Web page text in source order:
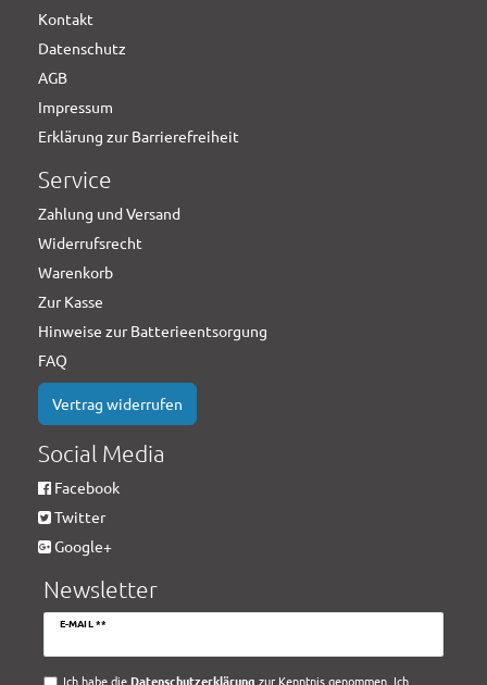
Kontakt
Datenschutz
AGB
Impressum
Erklärung zur Barrierefreiheit
Service
Zahlung und Versand
Widerrufsrecht
Warenkorb
Zur Kasse
Hinweise zur Batterieentsorgung
FAQ
Vertrag widerrufen
Social Media
Facebook
Twitter
Google+
Newsletter
E-MAIL **
Newsletter
Ich habe die Daten­schutz­erklärung zur Kenntnis genommen. Ich